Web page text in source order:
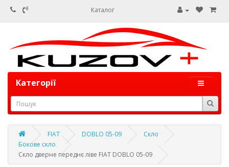
Каталог
Категорії
FIAT DOBLO 05-09
Скло
Бокове скло
Скло дверне переднє ліве FIAT DOBLO 05-09